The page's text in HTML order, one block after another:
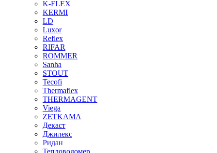
K-FLEX
KERMI
LD
Luxor
Reflex
RIFAR
ROMMER
Sanha
STOUT
Tecofi
Thermaflex
THERMAGENT
Viega
ZETKAMA
Декаст
Джилекс
Ридан
Тепловодомер